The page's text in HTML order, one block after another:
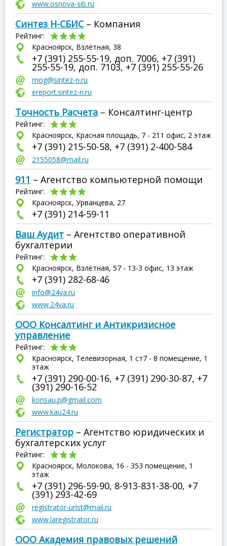
www.osnova-sib.ru
Синтез Н-СБИС– Компания
Рейтинг:
Красноярск, Взлётная, 38
+7 (391) 255-55-19, доп. 7006, +7 (391)
255-55-19, доп. 7103, +7 (391) 255-55-26
mog@sintez-n.ru
ereport.sintez-n.ru
Точность Расчета – Консалтинг-центр
Рейтинг:
Красноярск, Красная площадь, 7 - 211 офис, 2 этаж
+7 (391) 215-50-58, +7 (391) 2-400-584
2155058@mail.ru
911 – Агентство компьютерной помощи
Рейтинг:
Красноярск, Урванцева, 27
+7 (391) 214-59-11
Ваш Аудит – Агентство оперативной
бухгалтерии
Рейтинг:
Красноярск, Взлётная, 57 - 13-3 офис, 13 этаж
+7 (391) 282-68-46
info@24va.ru
www.24va.ru
ООО Консалтинг и Антикризисное
управление
Рейтинг:
Красноярск, Телевизорная, 1 ст7 - 8 помещение, 1
этаж
+7 (391) 290-00-16, +7 (391) 290-30-87, +7
(391) 290-16-52
konsau.p@gmail.com
www.kau24.ru
Регистратор – Агентство юридических и
бухгалтерских услуг
Рейтинг:
Красноярск, Молокова, 16 - 353 помещение, 1
этаж
+7 (391) 296-59-90, 8-913-831-38-00, +7
(391) 293-42-69
registrator-urist@mail.ru
www.laregistrator.ru
ООО Академия правовых решений